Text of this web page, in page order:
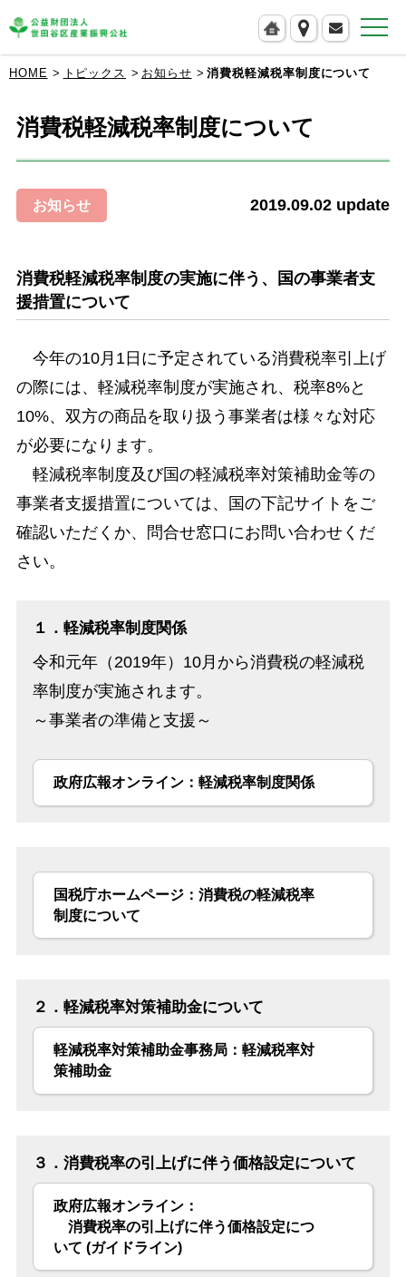
HOME トピックス お知らせ 消費税軽減税率制度について
消費税軽減税率制度について
お知らせ 2019.09.02 update
消費税軽減税率制度の実施に伴う、国の事業者支
援措置について
今年の10月1日に予定されている消費税率引上げ
の際には、軽減税率制度が実施され、税率8%と
10%、双方の商品を取り扱う事業者は様々な対応
が必要になります。
軽減税率制度及び国の軽減税率対策補助金等の
事業者支援措置については、国の下記サイトをご
確認いただくか、問合せ窓口にお問い合わせくだ
さい。
１．軽減税率制度関係
令和元年（2019年）10月から消費税の軽減税
率制度が実施されます。
～事業者の準備と支援～
政府広報オンライン：軽減税率制度関係
国税庁ホームページ：消費税の軽減税率
制度について
２．軽減税率対策補助金について
軽減税率対策補助金事務局：軽減税率対
策補助金
３．消費税率の引上げに伴う価格設定について
政府広報オンライン：
消費税率の引上げに伴う価格設定につ
いて (ガイドライン)